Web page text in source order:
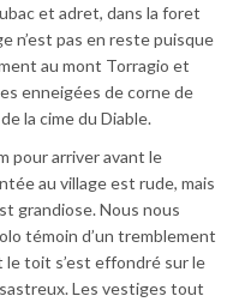
et adret, dans la foret
n’est pas en reste puisque
au mont Torragio et
enneigées de corne de
la cime du Diable.
pour arriver avant le
au village est rude, mais
grandiose. Nous nous
témoin d’un tremblement
toit s’est effondré sur le
Les vestiges tout